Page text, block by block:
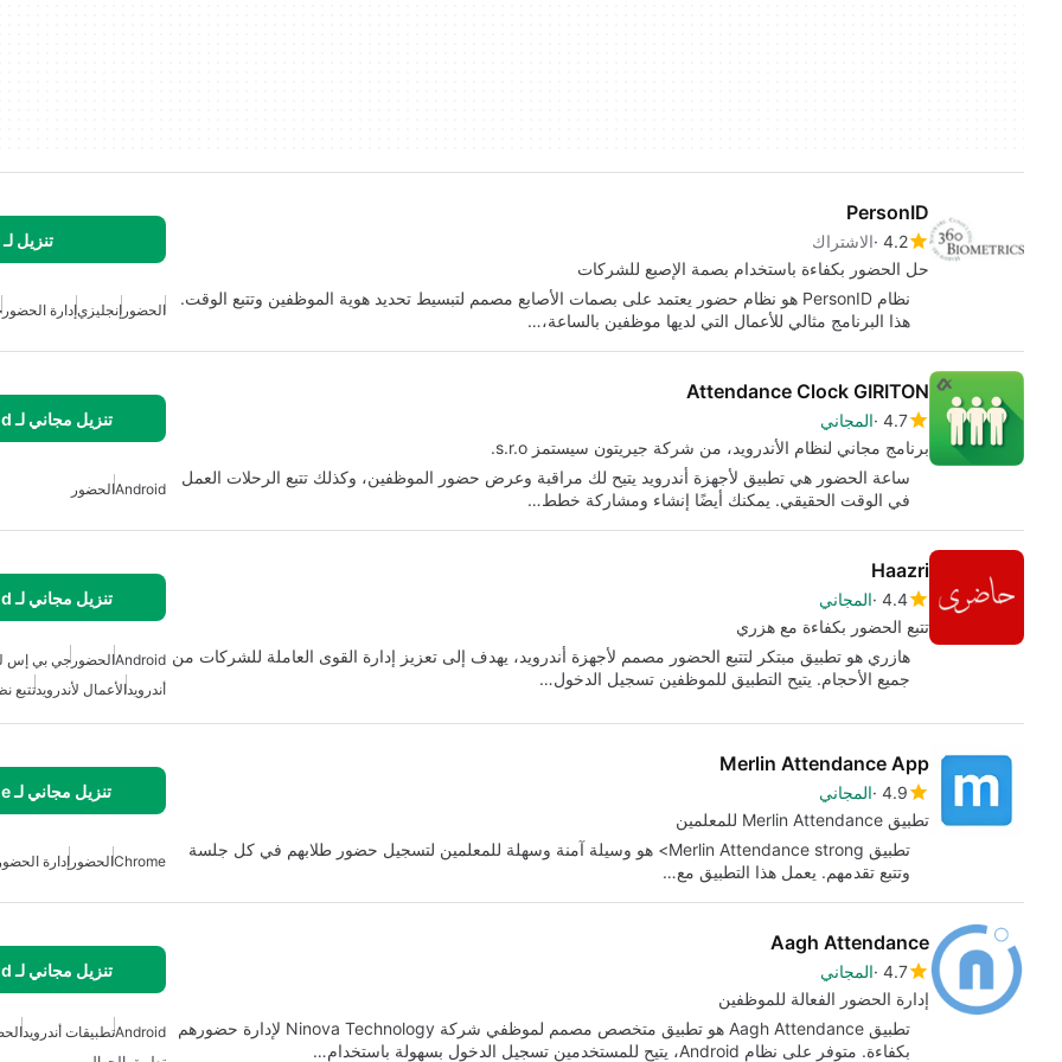
PersonID
4.2 الاشتراك
حل الحضور بكفاءة باستخدام بصمة الإصبع للشركات
تنزيل لـ
نظام PersonID هو نظام حضور يعتمد على بصمات الأصابع مصمم لتبسيط تحديد هوية الموظفين وتتبع الوقت.
هذا البرنامج مثالي للأعمال التي لديها موظفين بالساعة،…
الحضور إنجليزيإدارة الحضور
Attendance Clock GIRITON
4.7 المجاني
برنامج مجاني لنظام الأندرويد، من شركة جيريتون سيستمز s.r.o.
تنزيل مجاني لـ Android
ساعة الحضور هي تطبيق لأجهزة أندرويد يتيح لك مراقبة وعرض حضور الموظفين، وكذلك تتبع الرحلات العمل
في الوقت الحقيقي. يمكنك أيضًا إنشاء ومشاركة خطط…
Androidالحضور
Haazri
4.4 المجاني
تتبع الحضور بكفاءة مع هزري
تنزيل مجاني لـ Android
هازري هو تطبيق مبتكر لتتبع الحضور مصمم لأجهزة أندرويد، يهدف إلى تعزيز إدارة القوى العاملة للشركات من
جميع الأحجام. يتيح التطبيق للموظفين تسجيل الدخول…
Androidالحضور جي بي إس
أندرويدالأعمال لأندرويدتتبع
Merlin Attendance App
4.9 المجاني
تطبيق Merlin Attendance للمعلمين
تنزيل مجاني لـ Chrome
تطبيق Merlin Attendance strong> هو وسيلة آمنة وسهلة للمعلمين لتسجيل حضور طلابهم في كل جلسة
وتتبع تقدمهم. يعمل هذا التطبيق مع…
Chromeالحضور إدارة
Aagh Attendance
4.7 المجاني
إدارة الحضور الفعالة للموظفين
تنزيل مجاني لـ Android
تطبيق Aagh Attendance هو تطبيق متخصص مصمم لموظفي شركة Ninova Technology لإدارة حضورهم
بكفاءة. متوفر على نظام Android، يتيح للمستخدمين تسجيل الدخول بسهولة باستخدام…
Androidتطبيقات أندرويد